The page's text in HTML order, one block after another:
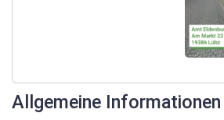
Allgemeine Informationen